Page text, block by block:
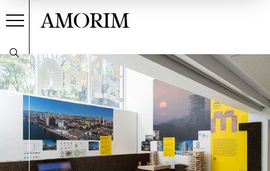
EN
AMORIM